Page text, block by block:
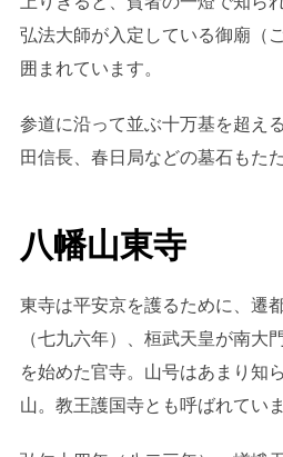
弘法大師が入定している御廟（
囲まれています。
参道に沿って並ぶ十万基を超え
田信長、春日局などの墓石もた
八幡山東寺
東寺は平安京を護るために、遷
（七九六年）、桓武天皇が南大
を始めた官寺。山号はあまり知
山。教王護国寺とも呼ばれていま